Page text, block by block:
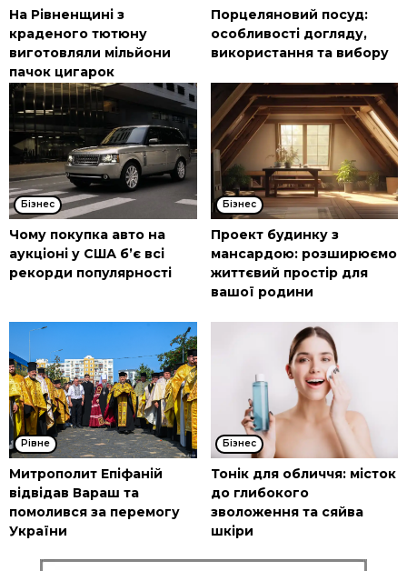
На Рівненщині з
краденого тютюну
виготовляли мільйони
пачок цигарок
Порцеляновий посуд:
особливості догляду,
використання та вибору
Бізнес
Чому покупка авто на
аукціоні у США б’є всі
рекорди популярності
Бізнес
Проект будинку з
мансардою: розширюємо
життєвий простір для
вашої родини
Рівне
Митрополит Епіфаній
відвідав Вараш та
помолився за перемогу
України
Бізнес
Тонік для обличчя: місток
до глибокого
зволоження та сяйва
шкіри